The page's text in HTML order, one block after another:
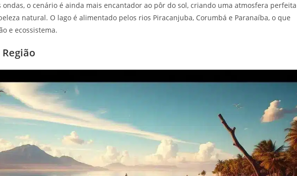
o cenário é ainda mais encantador ao pôr do sol, criando uma atmosfera perfeita
natural. O lago é alimentado pelos rios Piracanjuba, Corumbá e Paranaíba, o que
e ecossistema.